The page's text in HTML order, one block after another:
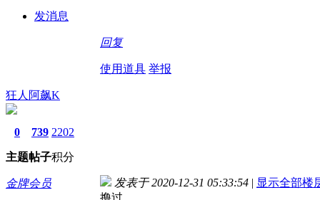
发消息
回复
使用道具 举报
狂人阿飙K
0
主题
739
帖子
2202
积分
金牌会员 发表于 2020-12-31 05:33:54 | 显示全部楼
撸过